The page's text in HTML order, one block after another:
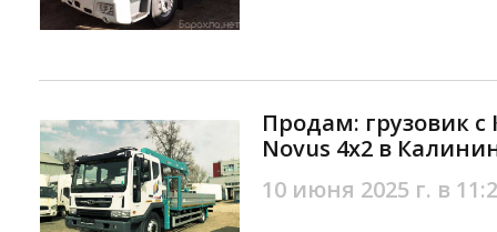
Продам: грузовик с
Novus 4х2 в
10 июня 2025 г. в